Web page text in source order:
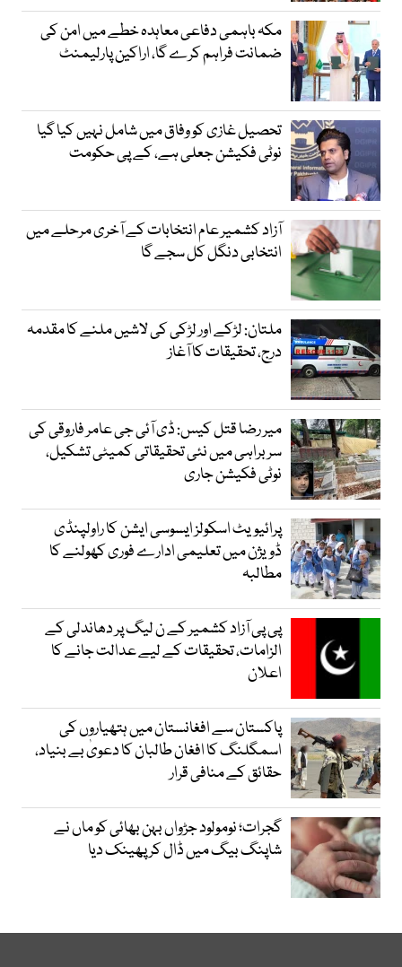
مکہ باہمی دفاعی معاہدہ خطے میں امن کی
ضمانت فراہم کرے گا، اراکین پارلیمنٹ
تحصیل غازی کو وفاق میں شامل نہیں کیا گیا
نوٹی فکیشن جعلی ہے، کے پی حکومت
آزاد کشمیر عام انتخابات کے آخری مرحلے میں
انتخابی دنگل کل سجے گا
ملتان: لڑکے اور لڑکی کی لاشیں ملنے کا مقدمہ
درج، تحقیقات کا آغاز
میر رضا قتل کیس: ڈی آئی جی عامر فاروقی کی
سربراہی میں نئی تحقیقاتی کمیٹی تشکیل،
نوٹی فکیشن جاری
پرائیویٹ اسکولز ایسوسی ایشن کا راولپنڈی
ڈویژن میں تعلیمی ادارے فوری کھولنے کا
مطالبہ
پی پی آزاد کشمیر کے ن لیگ پر دھاندلی کے
الزامات، تحقیقات کے لیے عدالت جانے کا
اعلان
پاکستان سے افغانستان میں ہتھیاروں کی
اسمگلنگ کا افغان طالبان کا دعویٰ بے بنیاد،
حقائق کے منافی قرار
گجرات؛ نومولود جڑواں بہن بھائی کو ماں نے
شاپنگ بیگ میں ڈال کر پھینک دیا